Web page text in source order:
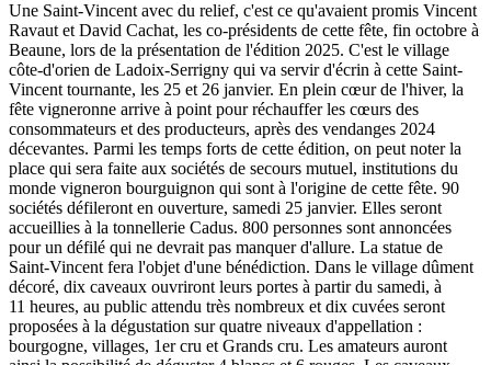
Une Saint-Vincent avec du relief, c'est ce qu'avaient promis Vincent
Ravaut et David Cachat, les co-présidents de cette fête, fin octobre à
Beaune, lors de la présentation de l'édition 2025. C'est le village
côte-d'orien de Ladoix-Serrigny qui va servir d'écrin à cette Saint-
Vincent tournante, les 25 et 26 janvier. En plein cœur de l'hiver, la
fête vigneronne arrive à point pour réchauffer les cœurs des
consommateurs et des producteurs, après des vendanges 2024
décevantes. Parmi les temps forts de cette édition, on peut noter la
place qui sera faite aux sociétés de secours mutuel, institutions du
monde vigneron bourguignon qui sont à l'origine de cette fête. 90
sociétés défileront en ouverture, samedi 25 janvier. Elles seront
accueillies à la tonnellerie Cadus. 800 personnes sont annoncées
pour un défilé qui ne devrait pas manquer d'allure. La statue de
Saint-Vincent fera l'objet d'une bénédiction. Dans le village dûment
décoré, dix caveaux ouvriront leurs portes à partir du samedi, à
11 heures, au public attendu très nombreux et dix cuvées seront
proposées à la dégustation sur quatre niveaux d'appellation :
bourgogne, villages, 1er cru et Grands cru. Les amateurs auront